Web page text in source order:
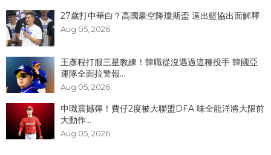
27歲打中華白？高國豪空降瓊斯盃 逼出籃協出面解釋
Aug 05, 2026
王彥程打服三星教練！韓職從沒遇過這種投手 韓國亞
運隊全面拉警報...
Aug 05, 2026
中職震撼彈！費仔2度被大聯盟DFA 味全龍洋將大限前
大動作...
Aug 05, 2026